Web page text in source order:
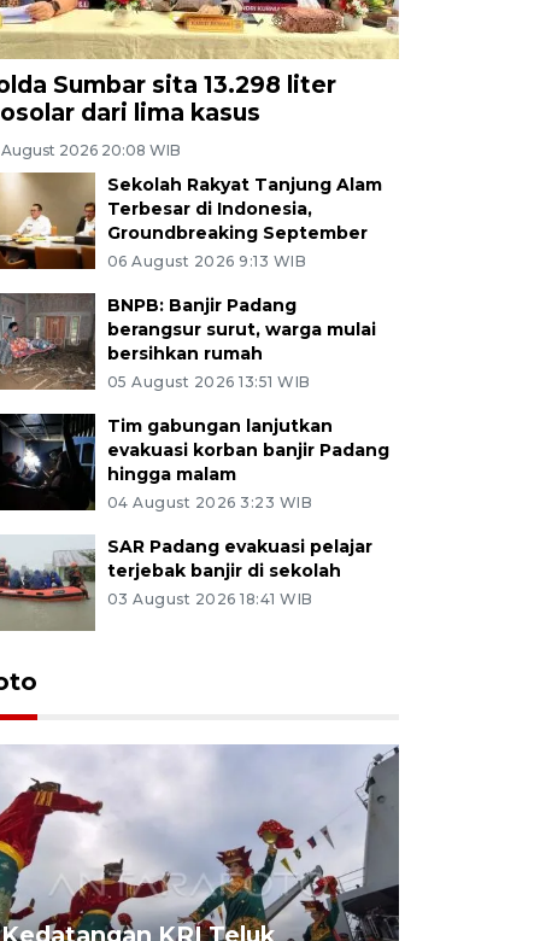
Sumbar sita 13.298 liter
dari lima kasus
2026 20:08 WIB
Sekolah Rakyat Tanjung Alam
Terbesar di Indonesia,
Groundbreaking September
06 August 2026 9:13 WIB
BNPB: Banjir Padang
berangsur surut, warga mulai
bersihkan rumah
05 August 2026 13:51 WIB
Tim gabungan lanjutkan
evakuasi korban banjir Padang
hingga malam
04 August 2026 3:23 WIB
SAR Padang evakuasi pelajar
terjebak banjir di sekolah
03 August 2026 18:41 WIB